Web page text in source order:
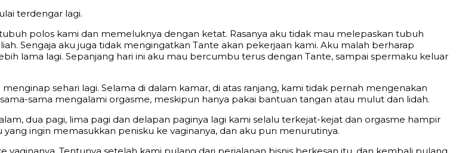
terdengar lagi.
polos kami dan memeluknya dengan ketat. Rasanya aku tidak mau melepaskan tubuh
Sengaja aku juga tidak mengingatkan Tante akan pekerjaan kami. Aku malah berharap
lama lagi. Sepanjang hari ini aku mau bercumbu terus dengan Tante, sampai spermaku keluar
sehari lagi. Selama di dalam kamar, di atas ranjang, kami tidak pernah mengenakan
sama mengalami orgasme, meskipun hanya pakai bantuan tangan atau mulut dan lidah.
dua pagi, lima pagi dan delapan paginya lagi kami selalu terkejat-kejat dan orgasme hampir
ingin memasukkan penisku ke vaginanya, dan aku pun menurutinya.